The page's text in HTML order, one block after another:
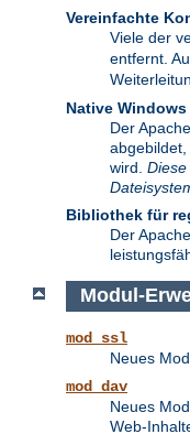
Vereinfachte
Viele der
entfernt.
Native
Der
wird.
Bibliothek für
Der
Modul-
mod_ssl
Neues
mod_dav
Neues
Web-